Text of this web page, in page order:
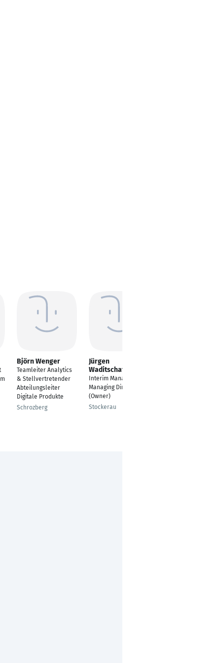
Björn Wenger
Teamleiter Analytics
& Stellvertretender
Abteilungsleiter
Digitale Produkte
Schrozberg
Jürgen
Waditschatka
Interim Manager and
Managing Director
(Owner)
Stockerau